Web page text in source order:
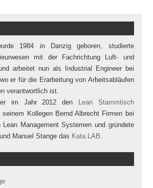
1984 in Danzig geboren, studierte
mit der Fachrichtung Luft- und
arbeitet nun als Industrial Engineer bei
er für die Erarbeitung von Arbeitsabläufen
verantwortlich ist.
er im Jahr 2012 den Lean Stammtisch
seinem Kollegen Bernd Albrecht Firmen bei
Management Systemen und gründete
Manuel Stange das Kata.LAB